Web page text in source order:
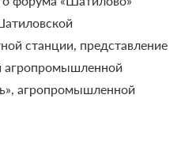
станции, представление
агропромышленной
агропромышленной